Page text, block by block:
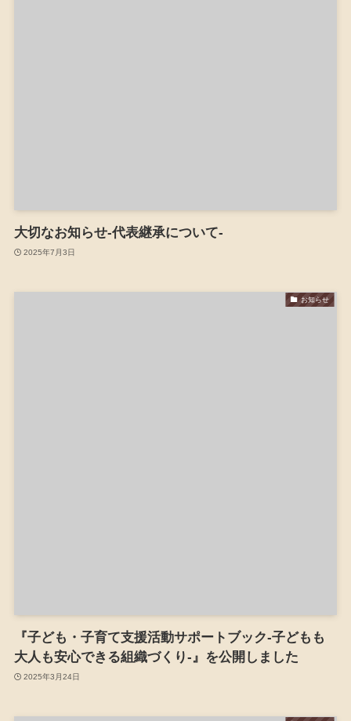
大切なお知らせ-代表継承について-
2025年7月3日
お知らせ
『子ども・子育て支援活動サポートブック-子どもも
大人も安心できる組織づくり-』を公開しました
2025年3月24日